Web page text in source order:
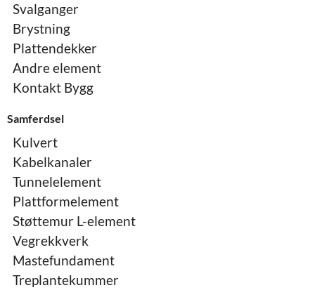
Svalganger
Brystning
Plattendekker
Andre element
Kontakt Bygg
Samferdsel
Kulvert
Kabelkanaler
Tunnelelement
Plattformelement
Støttemur L-element
Vegrekkverk
Mastefundament
Treplantekummer